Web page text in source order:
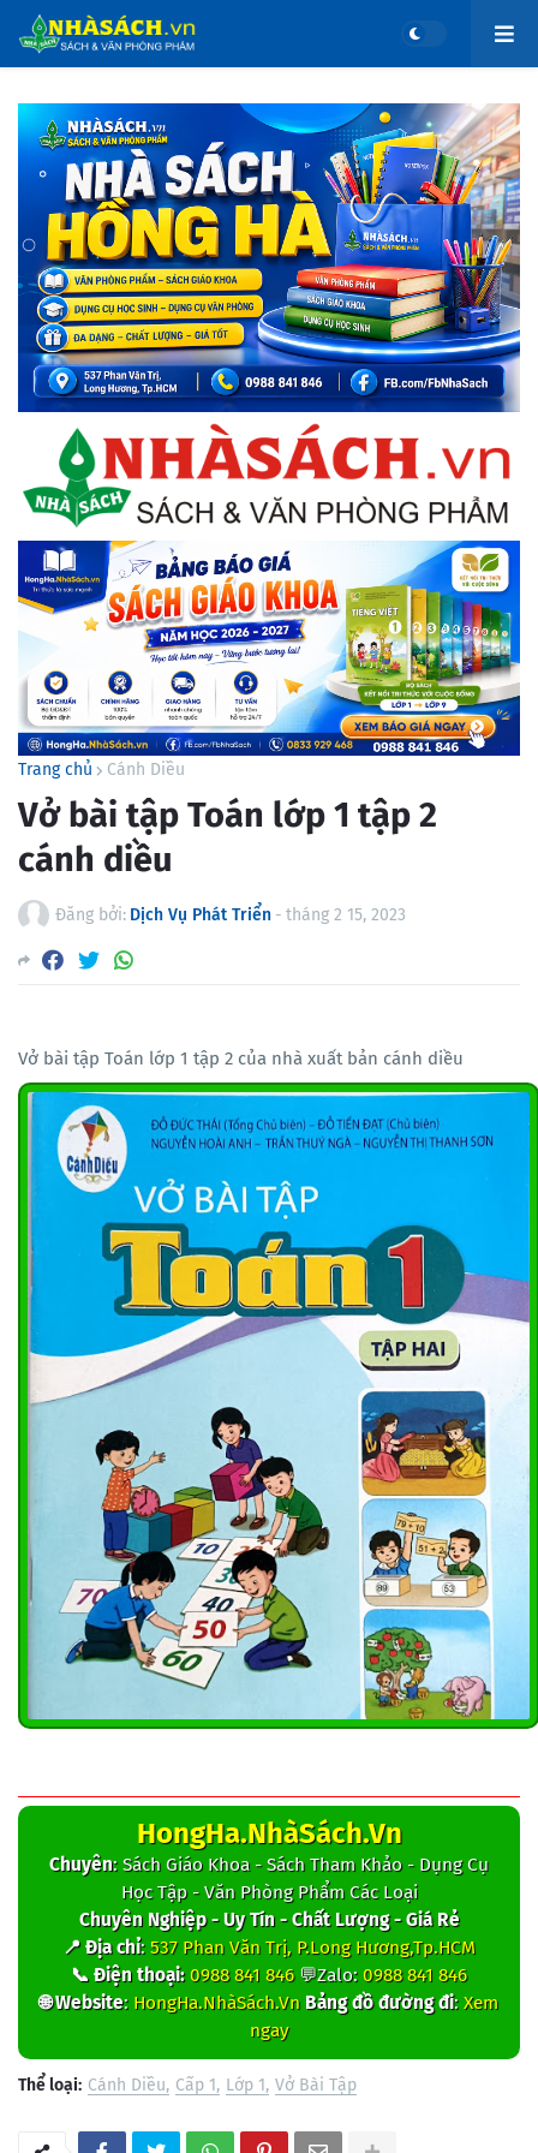
Trang chủ Cánh Diều
Vở bài tập Toán lớp 1 tập 2
cánh diều
Đăng bởi: Dịch Vụ Phát Triển - tháng 2 15, 2023
Vở bài tập Toán lớp 1 tập 2 của nhà xuất bản cánh diều
HongHa.NhàSách.Vn
Chuyên: Sách Giáo Khoa - Sách Tham Khảo - Dụng Cụ
Học Tập - Văn Phòng Phẩm Các Loại
Chuyên Nghiệp - Uy Tín - Chất Lượng - Giá Rẻ
📍 Địa chỉ: 537 Phan Văn Trị, P.Long Hương,Tp.HCM
📞 Điện thoại: 0988 841 846💬Zalo: 0988 841 846
🌐 Website: HongHa.NhàSách.Vn Bảng đồ đường đi: Xem
ngay
Thể loại: Cánh Diều Cấp 1 Lớp 1 Vở Bài Tập